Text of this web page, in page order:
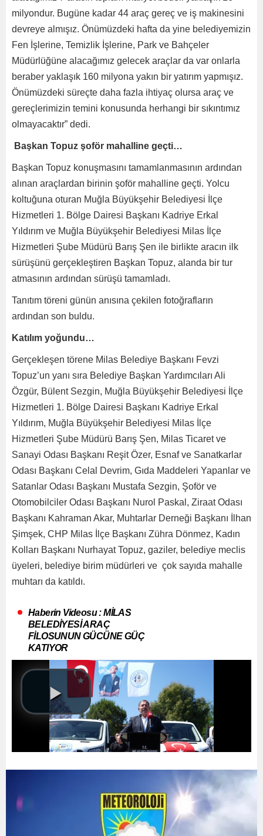
milyondur. Bugüne kadar 44 araç gereç ve iş makinesini
devreye almışız. Önümüzdeki hafta da yine belediyemizin
Fen İşlerine, Temizlik İşlerine, Park ve Bahçeler
Müdürlüğüne alacağımız gelecek araçlar da var onlarla
beraber yaklaşık 160 milyona yakın bir yatırım yapmışız.
Önümüzdeki süreçte daha fazla ihtiyaç olursa araç ve
gereçlerimizin temini konusunda herhangi bir sıkıntımız
olmayacaktır” dedi.
Başkan Topuz şoför mahalline geçti…
Başkan Topuz konuşmasını tamamlanmasının ardından
alınan araçlardan birinin şoför mahalline geçti. Yolcu
koltuğuna oturan Muğla Büyükşehir Belediyesi İlçe
Hizmetleri 1. Bölge Dairesi Başkanı Kadriye Erkal
Yıldırım ve Muğla Büyükşehir Belediyesi Milas İlçe
Hizmetleri Şube Müdürü Barış Şen ile birlikte aracın ilk
sürüşünü gerçekleştiren Başkan Topuz, alanda bir tur
atmasının ardından sürüşü tamamladı.
Tanıtım töreni günün anısına çekilen fotoğrafların
ardından son buldu.
Katılım yoğundu…
Gerçekleşen törene Milas Belediye Başkanı Fevzi
Topuz’un yanı sıra Belediye Başkan Yardımcıları Ali
Özgür, Bülent Sezgin, Muğla Büyükşehir Belediyesi İlçe
Hizmetleri 1. Bölge Dairesi Başkanı Kadriye Erkal
Yıldırım, Muğla Büyükşehir Belediyesi Milas İlçe
Hizmetleri Şube Müdürü Barış Şen, Milas Ticaret ve
Sanayi Odası Başkanı Reşit Özer, Esnaf ve Sanatkarlar
Odası Başkanı Celal Devrim, Gıda Maddeleri Yapanlar ve
Satanlar Odası Başkanı Mustafa Sezgin, Şoför ve
Otomobilciler Odası Başkanı Nurol Paskal, Ziraat Odası
Başkanı Kahraman Akar, Muhtarlar Derneği Başkanı İlhan
Şimşek, CHP Milas İlçe Başkanı Zühra Dönmez, Kadın
Kolları Başkanı Nurhayat Topuz, gaziler, belediye meclis
üyeleri, belediye birim müdürleri ve çok sayıda mahalle
muhtarı da katıldı.
Haberin Videosu : MİLAS
BELEDİYESİ ARAÇ
FİLOSUNUN GÜCÜNE GÜÇ
KATIYOR